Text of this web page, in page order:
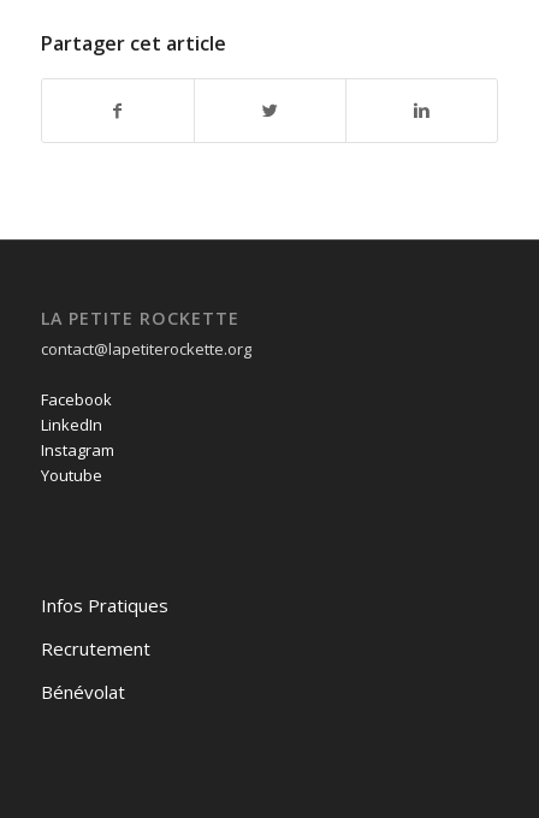
Partager cet article
LA PETITE ROCKETTE
contact@lapetiterockette.org
Facebook
LinkedIn
Instagram
Youtube
Infos Pratiques
Recrutement
Bénévolat